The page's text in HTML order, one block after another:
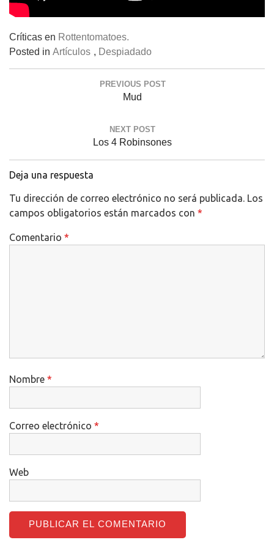
Críticas en Rottentomatoes.
Posted in Artículos , Despiadado
PREVIOUS POST
Previous
Mud
NEXT POST
Next
Los 4 Robinsones
Deja una respuesta
Tu dirección de correo electrónico no será publicada. Los
campos obligatorios están marcados con *
Comentario *
Nombre *
Correo electrónico *
Web